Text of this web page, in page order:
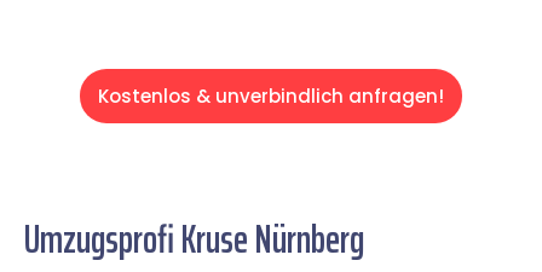
Kostenlos & unverbindlich anfragen!
Umzugsprofi Kruse Nürnberg